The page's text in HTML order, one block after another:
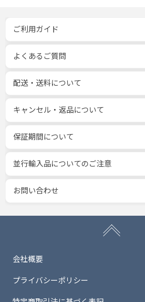
ご利用ガイド
よくあるご質問
配送・送料について
キャンセル・返品について
保証期間について
並行輸入品についてのご注意
お問い合わせ
会社概要
プライバシーポリシー